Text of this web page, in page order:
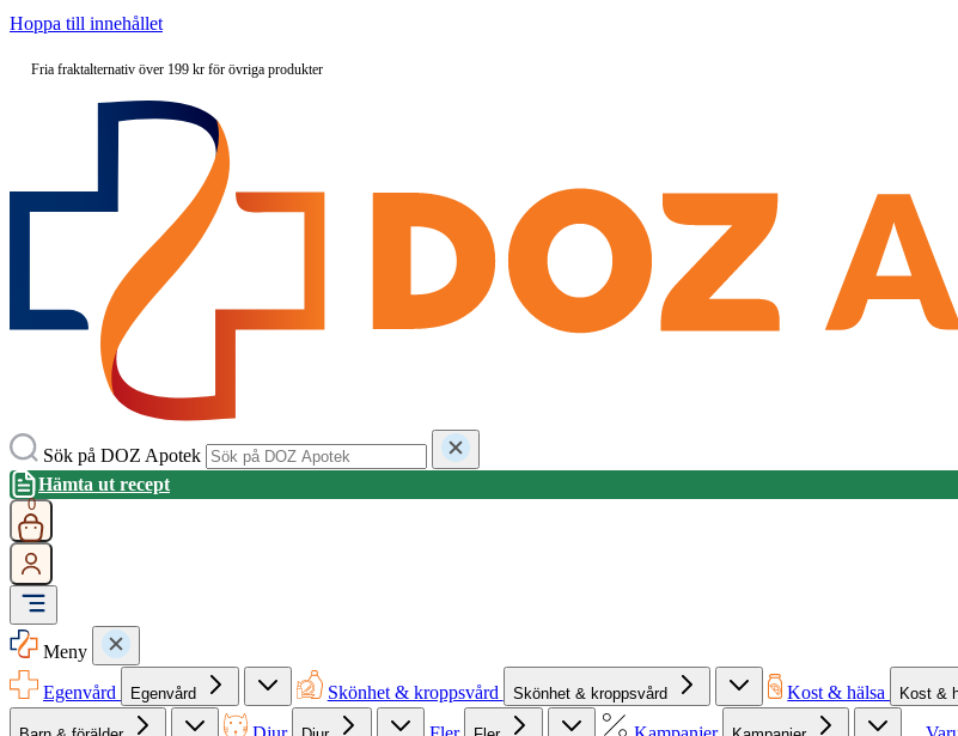
Hoppa till innehållet
Fria fraktalternativ över 199 kr för övriga produkter
Sök på DOZ Apotek
Hämta ut recept
0
Meny
Egenvård
Egenvård Skönhet & kroppsvård Skönhet & kroppsvård Kost & hälsa Kost &